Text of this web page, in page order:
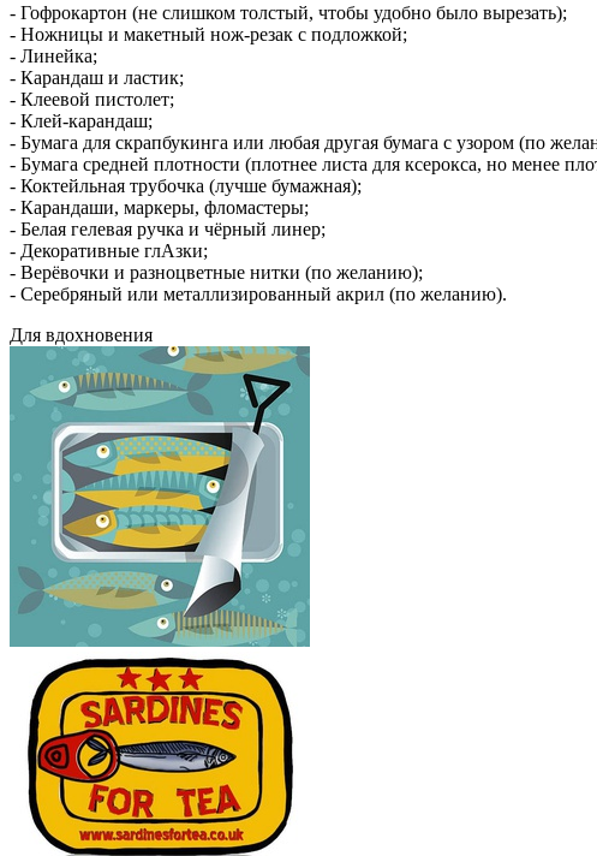
- Гофрокартон (не слишком толстый, чтобы удобно было вырезать);
- Ножницы и макетный нож-резак с подложкой;
- Линейка;
- Карандаш и ластик;
- Клеевой пистолет;
- Клей-карандаш;
- Бумага для скрапбукинга или любая другая бумага с узором (по
- Бумага средней плотности (плотнее листа для ксерокса, но менее
- Коктейльная трубочка (лучше бумажная);
- Карандаши, маркеры, фломастеры;
- Белая гелевая ручка и чёрный линер;
- Декоративные глАзки;
- Верёвочки и разноцветные нитки (по желанию);
- Серебряный или металлизированный акрил (по желанию).
Для вдохновения